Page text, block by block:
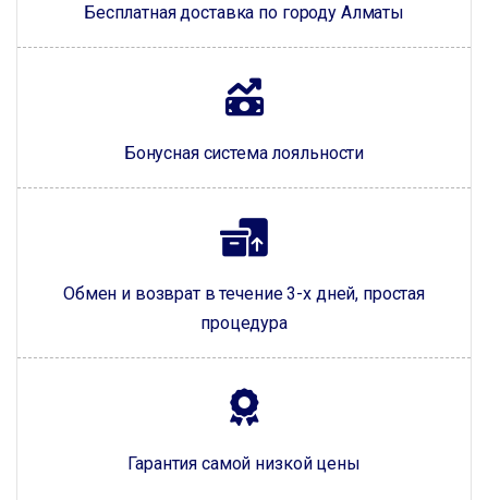
Бесплатная доставка по городу Алматы
Бонусная система лояльности
Обмен и возврат в течение 3-х дней, простая
процедура
Гарантия самой низкой цены